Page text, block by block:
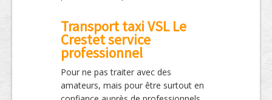
Transport taxi VSL Le
Crestet service
professionnel
Pour ne pas traiter avec des
amateurs, mais pour être surtout en